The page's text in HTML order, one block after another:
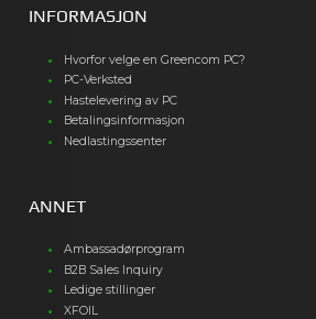
INFORMASJON
Hvorfor velge en Greencom PC?
PC-Verksted
Hastelevering av PC
Betalingsinformasjon
Nedlastingssenter
ANNET
Ambassadørprogram
B2B Sales Inquiry
Ledige stillinger
XFOIL